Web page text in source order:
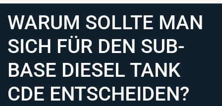
WARUM SOLLTE MAN
SICH FÜR DEN SUB-
BASE DIESEL TANK
CDE ENTSCHEIDEN?